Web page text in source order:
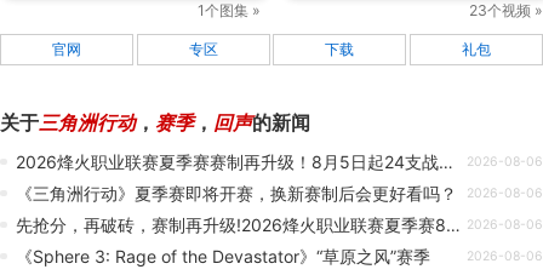
1个图集 »
23个视频 »
官网 专区 下载 礼包
关于 三角洲行动， 赛季， 回声的新闻
2026烽火职业联赛夏季赛赛制再升级！8月5日起24支战队集结开战！ 2026-08-06
《三角洲行动》夏季赛即将开赛，换新赛制后会更好看吗？ 2026-08-06
先抢分，再破砖，赛制再升级!2026烽火职业联赛夏季赛8月5日开赛 2026-08-06
《Sphere 3: Rage of the Devastator》“草原之风”赛季 2026-08-06